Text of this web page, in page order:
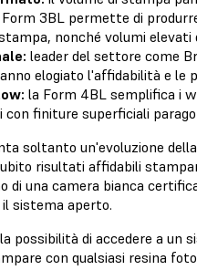
3BL permette di
nonché volumi
leader del settore come
elogiato l'affidabilità e le
la Form 4BL semplifica i
finiture superficiali
soltanto un'evoluzione
risultati affidabili
una camera bianca
sistema aperto.
possibilità di accedere a un
con qualsiasi resina